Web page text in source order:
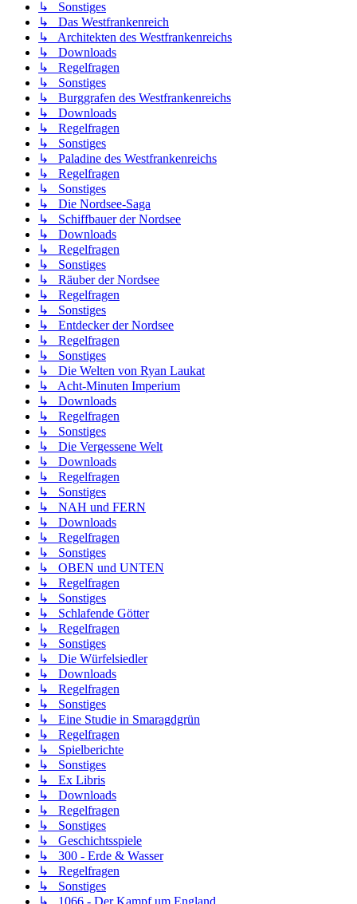
↳ Sonstiges
↳ Das Westfrankenreich
↳ Architekten des Westfrankenreichs
↳ Downloads
↳ Regelfragen
↳ Sonstiges
↳ Burggrafen des Westfrankenreichs
↳ Downloads
↳ Regelfragen
↳ Sonstiges
↳ Paladine des Westfrankenreichs
↳ Regelfragen
↳ Sonstiges
↳ Die Nordsee-Saga
↳ Schiffbauer der Nordsee
↳ Downloads
↳ Regelfragen
↳ Sonstiges
↳ Räuber der Nordsee
↳ Regelfragen
↳ Sonstiges
↳ Entdecker der Nordsee
↳ Regelfragen
↳ Sonstiges
↳ Die Welten von Ryan Laukat
↳ Acht-Minuten Imperium
↳ Downloads
↳ Regelfragen
↳ Sonstiges
↳ Die Vergessene Welt
↳ Downloads
↳ Regelfragen
↳ Sonstiges
↳ NAH und FERN
↳ Downloads
↳ Regelfragen
↳ Sonstiges
↳ OBEN und UNTEN
↳ Regelfragen
↳ Sonstiges
↳ Schlafende Götter
↳ Regelfragen
↳ Sonstiges
↳ Die Würfelsiedler
↳ Downloads
↳ Regelfragen
↳ Sonstiges
↳ Eine Studie in Smaragdgrün
↳ Regelfragen
↳ Spielberichte
↳ Sonstiges
↳ Ex Libris
↳ Downloads
↳ Regelfragen
↳ Sonstiges
↳ Geschichtsspiele
↳ 300 - Erde & Wasser
↳ Regelfragen
↳ Sonstiges
↳ 1066 - Der Kampf um England